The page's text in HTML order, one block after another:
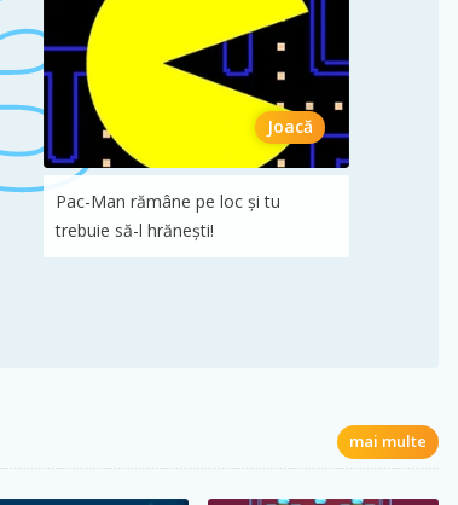
Joacă
Pac-Man rămâne pe loc și tu
trebuie să-l hrănești!
mai multe